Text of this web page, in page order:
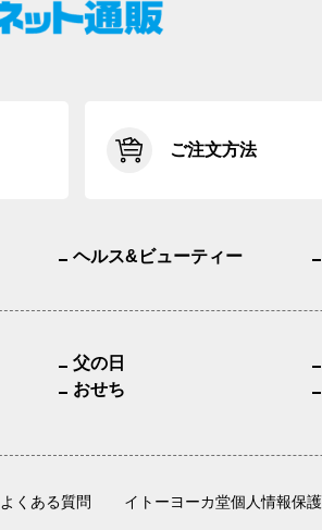
ご注文方法
ヘルス&ビューティー
父の日
おせち
よくある質問 イトーヨーカ堂個人情報保